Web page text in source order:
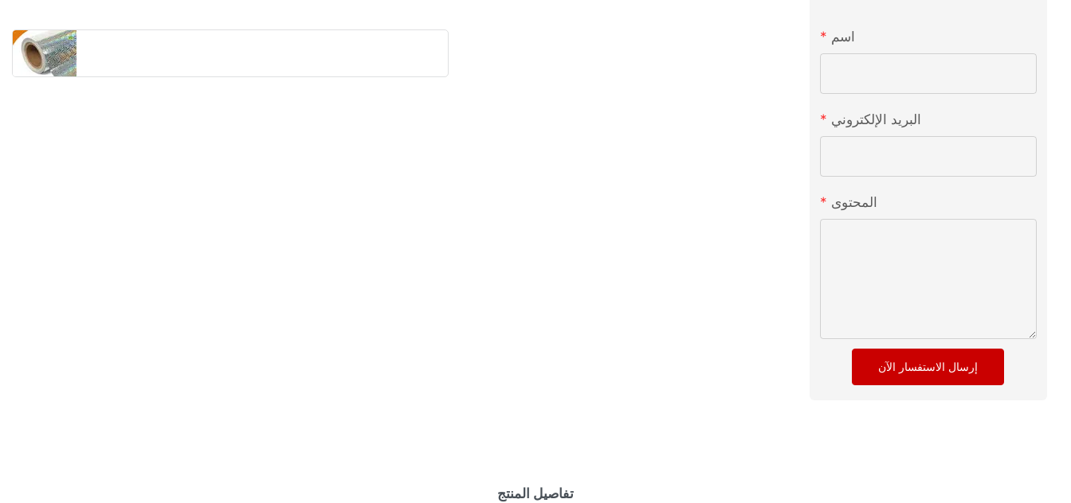
اسم
البريد الإلكتروني
المحتوى
إرسال الاستفسار الآن
تفاصيل المنتج